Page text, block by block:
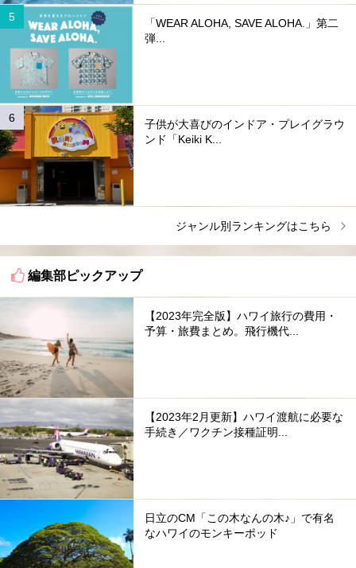
「WEAR ALOHA, SAVE ALOHA.」第二
弾...
子供が大喜びのインドア・プレイグラウ
ンド「Keiki K...
ジャンル別ランキングはこちら
編集部ピックアップ
【2023年完全版】ハワイ旅行の費用・
予算・旅費まとめ。飛行機代...
【2023年2月更新】ハワイ渡航に必要な
手続き／ワクチン接種証明...
日立のCM「この木なんの木♪」で有名
なハワイのモンキーポッド